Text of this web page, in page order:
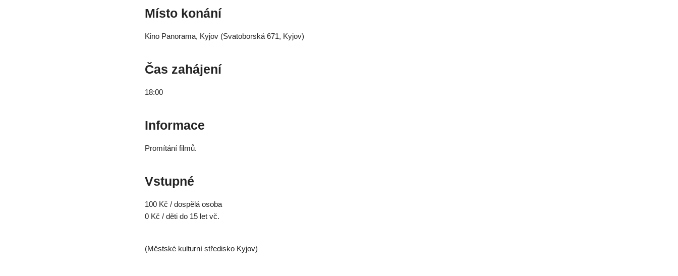
Místo konání
Kino Panorama, Kyjov (Svatoborská 671, Kyjov)
Čas zahájení
18:00
Informace
Promítání filmů.
Vstupné
100 Kč / dospělá osoba
0 Kč / děti do 15 let vč.
(Městské kulturní středisko Kyjov)